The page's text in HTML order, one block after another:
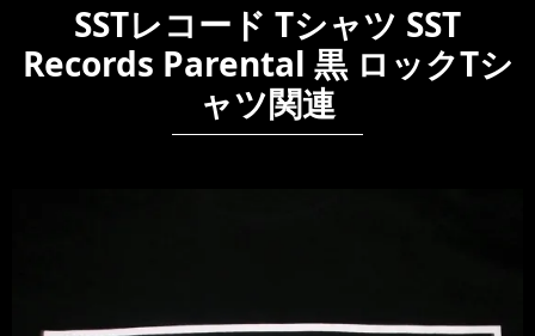
SSTレコード Tシャツ SST
Records Parental 黒 ロックTシ
ャツ関連